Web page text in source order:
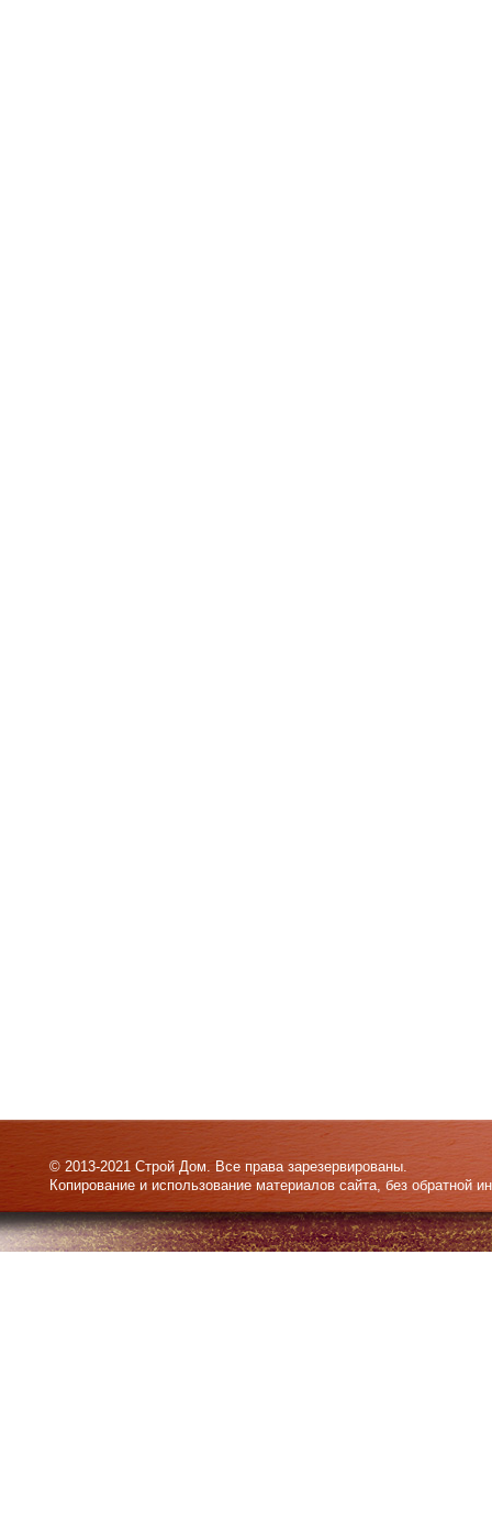
© 2013-2021 Строй Дом. Все права зарезервированы.
Копирование и использование материалов сайта, без обратной